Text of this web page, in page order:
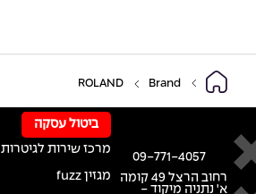
Brand
ROLAND
רחוב הרצל 49 קומה
א' נתניה מיקוד -
09-771-4057
ביטול עסקה
מרכז שירות לגיטרות
מגזין fuzz